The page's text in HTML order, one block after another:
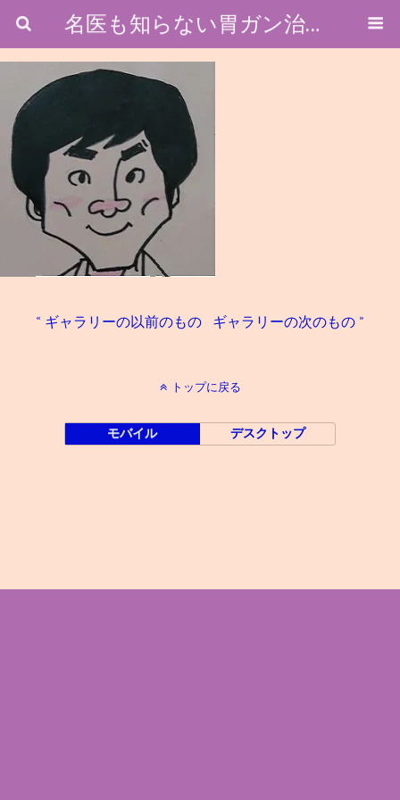
名医も知らない胃ガン治療のホントのところ
« ギャラリーの以前のもの ギャラリーの次のもの »
トップに戻る
モバイル デスクトップ